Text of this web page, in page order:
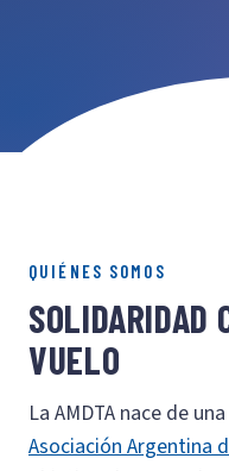
QUIÉNES SOMOS
SOLIDARIDAD
VUELO
La AMDTA nace de
Asociación Argentina